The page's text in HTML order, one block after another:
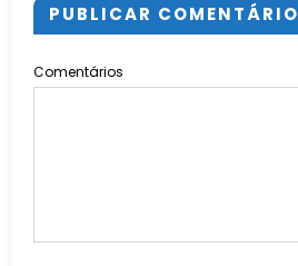
PUBLICAR COMENTÁRIO
Comentários